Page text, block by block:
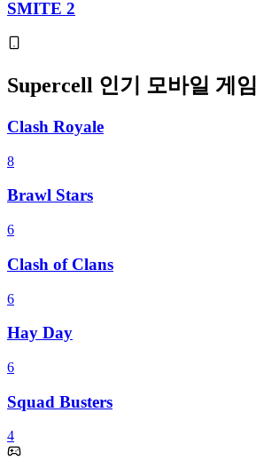
SMITE 2
Supercell 인기 모바일 게임
Clash Royale
8
Brawl Stars
6
Clash of Clans
6
Hay Day
6
Squad Busters
4